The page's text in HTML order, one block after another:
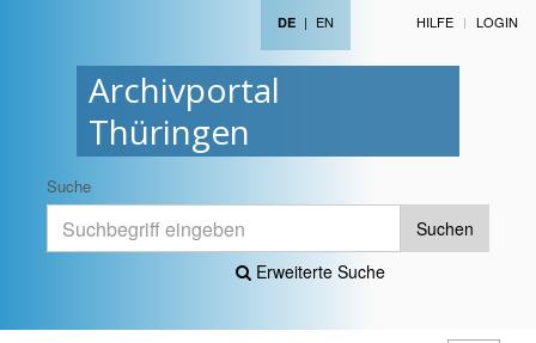
Archivportal
Thüringen
DE | EN HILFE LOGIN
Suche
Suchen
Erweiterte Suche